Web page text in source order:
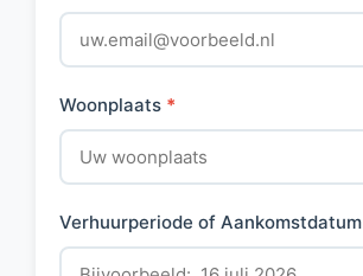
Woonplaats *
Verhuurperiode of Aankomstdatum